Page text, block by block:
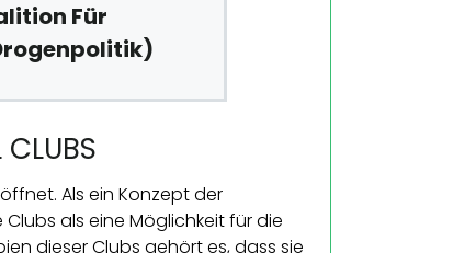
Für
Als ein Konzept der
als eine Möglichkeit für die
dieser Clubs gehört es, dass sie